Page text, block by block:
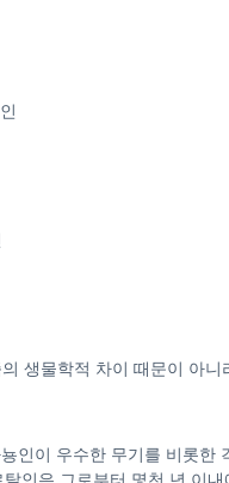
생물학적 차이 때문이 아니
인이 우수한 무기를 비롯
인은 그로부터 몇천 년 이